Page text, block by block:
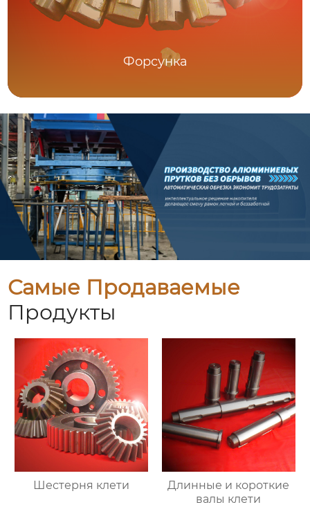
Форсунка
Самые Продаваемые
Продукты
Шестерня клети
Длинные и короткие
валы клети